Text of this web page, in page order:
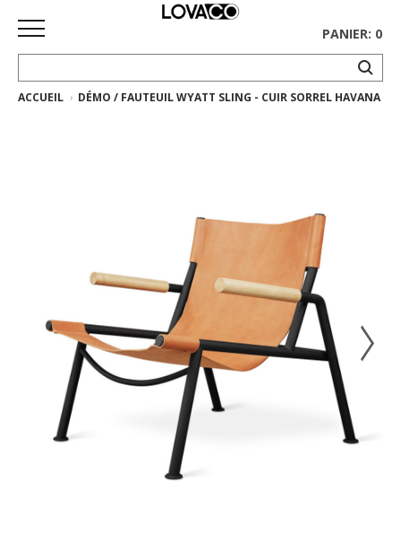
ACCUEIL
Gus*
Tapis
Vente
démonstrateurs
PANIER: 0
ACCUEIL DÉMO / FAUTEUIL WYATT SLING - CUIR SORREL HAVANA